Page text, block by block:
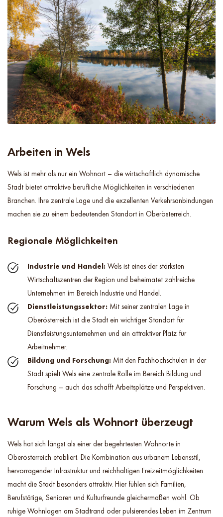
Arbeiten in Wels
Wels ist mehr als nur ein Wohnort – die wirtschaftlich dynamische
Stadt bietet attraktive berufliche Möglichkeiten in verschiedenen
Branchen. Ihre zentrale Lage und die exzellenten Verkehrsanbindungen
machen sie zu einem bedeutenden Standort in Oberösterreich.
Regionale Möglichkeiten
Industrie und Handel: Wels ist eines der stärksten
Wirtschaftszentren der Region und beheimatet zahlreiche
Unternehmen im Bereich Industrie und Handel.
Dienstleistungssektor: Mit seiner zentralen Lage in
Oberösterreich ist die Stadt ein wichtiger Standort für
Dienstleistungsunternehmen und ein attraktiver Platz für
Arbeitnehmer.
Bildung und Forschung: Mit den Fachhochschulen in der
Stadt spielt Wels eine zentrale Rolle im Bereich Bildung und
Forschung – auch das schafft Arbeitsplätze und Perspektiven.
Warum Wels als Wohnort überzeugt
Wels hat sich längst als einer der begehrtesten Wohnorte in
Oberösterreich etabliert. Die Kombination aus urbanem Lebensstil,
hervorragender Infrastruktur und reichhaltigen Freizeitmöglichkeiten
macht die Stadt besonders attraktiv. Hier fühlen sich Familien,
Berufstätige, Senioren und Kulturfreunde gleichermaßen wohl. Ob
ruhige Wohnlagen am Stadtrand oder pulsierendes Leben im Zentrum